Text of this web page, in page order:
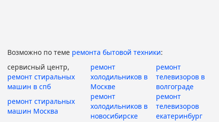
Возможно по теме ремонта бытовой техники:
сервисный центр,
ремонт стиральных
машин в спб
ремонт
холодильников в
Москве
ремонт
телевизоров в
волгограде
ремонт стиральных
машин Москва
ремонт
холодильников в
новосибирске
ремонт
телевизоров
екатеринбург